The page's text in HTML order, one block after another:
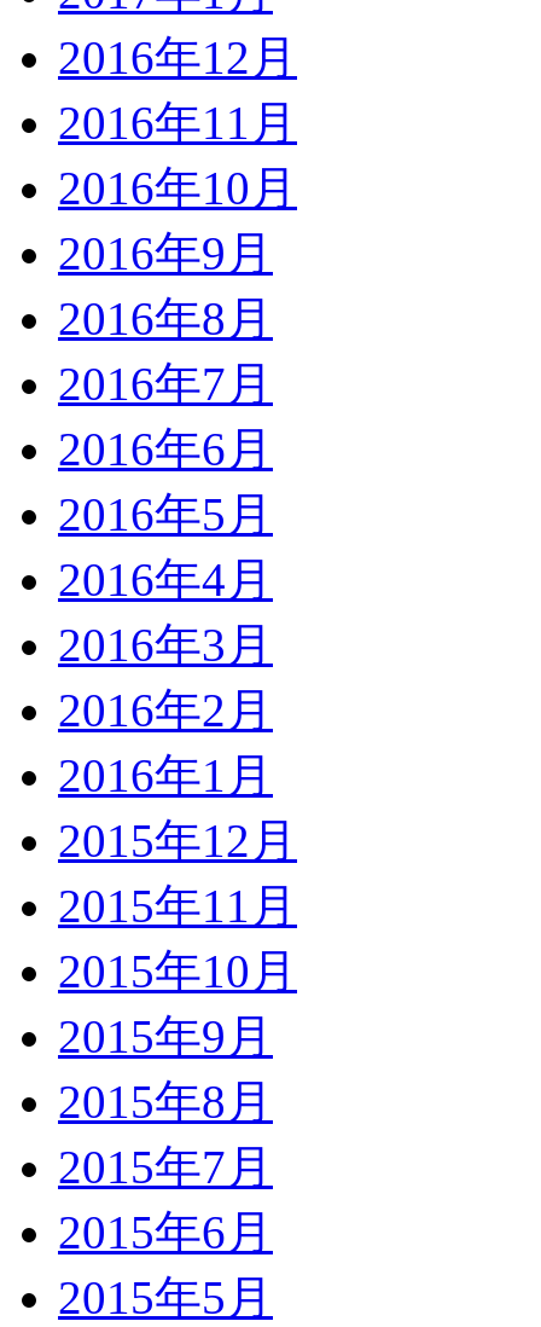
2016年12月
2016年11月
2016年10月
2016年9月
2016年8月
2016年7月
2016年6月
2016年5月
2016年4月
2016年3月
2016年2月
2016年1月
2015年12月
2015年11月
2015年10月
2015年9月
2015年8月
2015年7月
2015年6月
2015年5月